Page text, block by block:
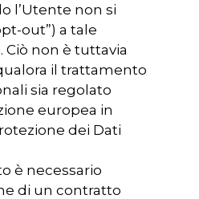
l’Utente non si
out”) a tale
non è tuttavia
il trattamento
sia regolato
europea in
dei Dati
è necessario
di un contratto